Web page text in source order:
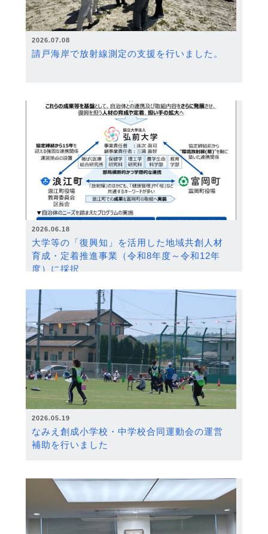
2026.07.08
請戸海岸で放射線測定の支援を行いました。
2026.06.18
大学等の「復興知」を活用した地域共創人材
育成・定着推進事業（令和8年度～令和12年
度）に採択
2026.05.19
なみえ創成小学校・中学校合同運動会の運営
補助を行いました